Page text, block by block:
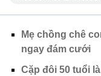
Mẹ chồng chê
ngay đám cưới
Cặp đôi 50 tuổi